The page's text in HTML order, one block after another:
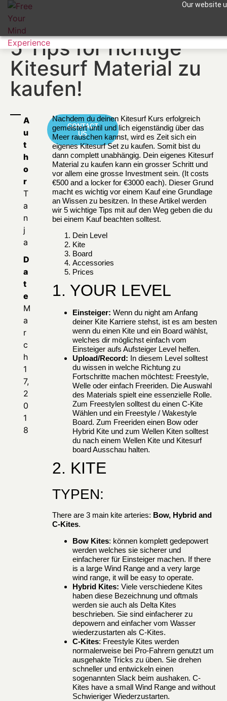
Our website
Apuntame !
5 Tips for richtige
Kitesurf Material zu
kaufen!
A
u
t
h
o
r
T
a
n
j
a
D
a
t
e
M
a
r
c
h
1
7,
2
0
1
8
CONTACT
US
Nachdem du deinen Kitesurf Kurs erfolgreich
gemeistert until und lich eigenständig über das
Meer rauschen kannst, wird es Zeit sich ein
eigenes Kitesurf Set zu kaufen. Somit bist du
dann complett unabhängig. Dein eigenes Kitesurf
Material zu kaufen kann ein grosser Schritt und
vor allem eine grosse Investment sein. (It costs
€500 and a locker for €3000 each). Dieser Grund
macht es wichtig vor einem Kauf eine Grundlage
an Wissen zu besitzen. In these Artikel werden
wir 5 wichtige Tips mit auf den Weg geben die du
bei einem Kauf beachten solltest.
Dein Level
Kite
Board
Accessories
Prices
1. YOUR LEVEL
Einsteiger: Wenn du night am Anfang
deiner Kite Karriere stehst, ist es am besten
wenn du einen Kite und ein Board wählst,
welches dir möglichst einfach vom
Einsteiger aufs Aufsteiger Level helfen.
Upload/Record: In diesem Level solltest
du wissen in welche Richtung zu
Fortschritte machen möchtest: Freestyle,
Welle oder einfach Freeriden. Die Auswahl
des Materials spielt eine essenzielle Rolle.
Zum Freestylen solltest du einen C-Kite
Wählen und ein Freestyle / Wakestyle
Board. Zum Freeriden einen Bow oder
Hybrid Kite und zum Wellen Kiten solltest
du nach einem Wellen Kite und Kitesurf
board Ausschau halten.
2. KITE
TYPEN:
There are 3 main kite arteries: Bow, Hybrid and
C-Kites.
Bow Kites: können komplett gedepowert
werden welches sie sicherer und
einfacherer für Einsteiger machen. If there
is a large Wind Range and a very large
wind range, it will be easy to operate.
Hybrid Kites: Viele verschiedene Kites
haben diese Bezeichnung und oftmals
werden sie auch als Delta Kites
beschrieben. Sie sind einfacherer zu
depowern and einfacher vom Wasser
wiederzustarten als C-Kites.
C-Kites: Freestyle Kites werden
normalerweise bei Pro-Fahrern genutzt um
ausgehakte Tricks zu üben. Sie drehen
schneller und entwickeln einen
sogenannten Slack beim aushaken. C-
Kites have a small Wind Range and without
Schwieriger Wiederzustarten.